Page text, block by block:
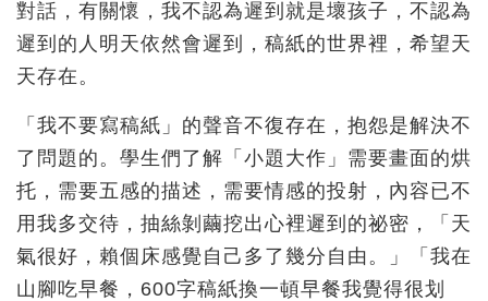
對話，有關懷，我不認為遲到就是壞孩子，不認為
遲到的人明天依然會遲到，稿紙的世界裡，希望天
天存在。
「我不要寫稿紙」的聲音不復存在，抱怨是解決不
了問題的。學生們了解「小題大作」需要畫面的烘
托，需要五感的描述，需要情感的投射，內容已不
用我多交待，抽絲剝繭挖出心裡遲到的祕密，「天
氣很好，賴個床感覺自己多了幾分自由。」「我在
山腳吃早餐，600字稿紙換一頓早餐我覺得很划